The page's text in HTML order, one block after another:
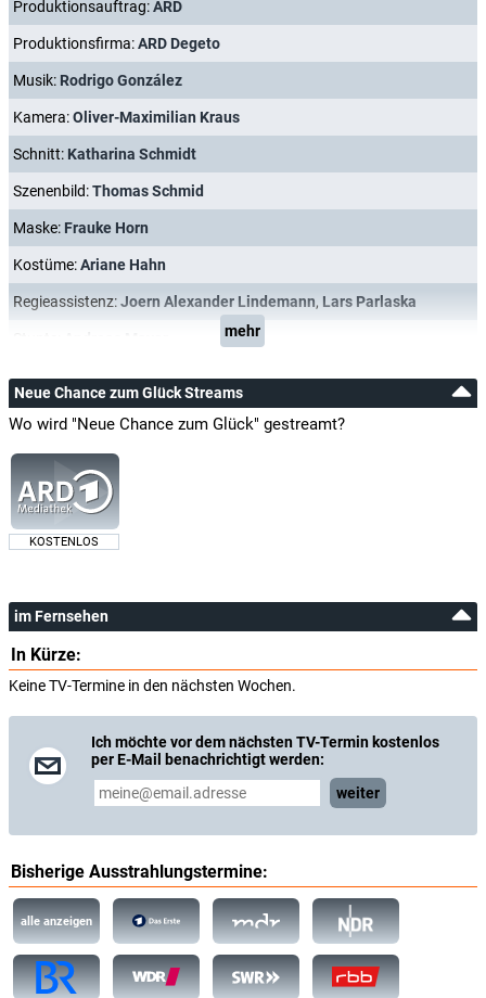
Produktionsauftrag:ARD
Produktionsfirma:ARD Degeto
Musik: Rodrigo González
Kamera:Oliver-Maximilian Kraus
Schnitt: Katharina Schmidt
Szenenbild:Thomas Schmid
Maske: Frauke Horn
Kostüme:Ariane Hahn
Regieassistenz:Joern Alexander Lindemann, Lars Parlaska
mehr
Neue Chance zum Glück Streams
Wo wird "Neue Chance zum Glück" gestreamt?
KOSTENLOS
im Fernsehen
In Kürze:
Keine TV-Termine in den nächsten Wochen.
Ich möchte vor dem nächsten TV-Termin kostenlos
per E-Mail benachrichtigt werden:
weiter
Bisherige Ausstrahlungstermine:
alle anzeigen